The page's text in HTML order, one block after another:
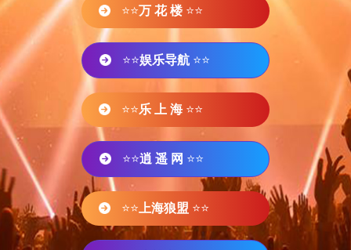
⭐⭐万 花 楼 ⭐⭐
⭐⭐娱乐导航 ⭐⭐
⭐⭐乐 上 海 ⭐⭐
⭐⭐逍 遥 网 ⭐⭐
⭐⭐ 上海狼盟 ⭐⭐